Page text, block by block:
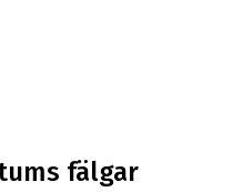
fälgar